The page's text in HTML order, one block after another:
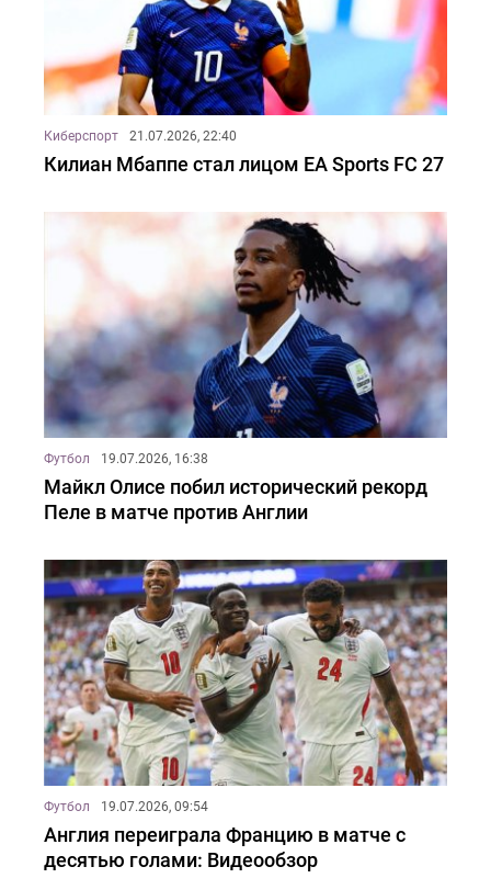
Киберспорт 21.07.2026, 22:40
Килиан Мбаппе стал лицом EA Sports FC 27
Футбол 19.07.2026, 16:38
Майкл Олисе побил исторический рекорд
Пеле в матче против Англии
Футбол 19.07.2026, 09:54
Англия переиграла Францию в матче с
десятью голами: Видеообзор